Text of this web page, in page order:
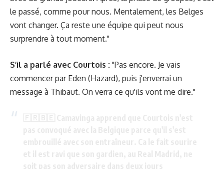
le passé, comme pour nous. Mentalement, les Belges
vont changer. Ça reste une équipe qui peut nous
surprendre à tout moment."
S’il a parlé avec Courtois : "Pas encore. Je vais
commencer par Eden (Hazard), puis j'enverrai un
message à Thibaut. On verra ce qu'ils vont me dire."